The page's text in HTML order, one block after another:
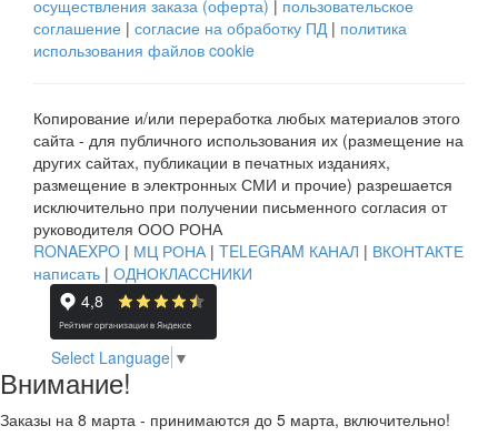
осуществления заказа (оферта) | пользовательское
соглашение | согласие на обработку ПД| политика
использования файлов cookie
Копирование и/или переработка любых материалов этого
сайта - для публичного использования их (размещение на
других сайтах, публикации в печатных изданиях,
размещение в электронных СМИ и прочие) разрешается
исключительно при получении письменного согласия от
руководителя ООО РОНА
RONAEXPO | МЦ РОНА| TELEGRAM КАНАЛ | ВКОНТАКТЕ
написать | ОДНОКЛАССНИКИ
Select Language ▼
Внимание!
Заказы на 8 марта - принимаются до 5 марта, включительно!